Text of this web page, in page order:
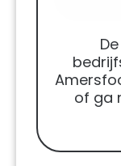
of ga